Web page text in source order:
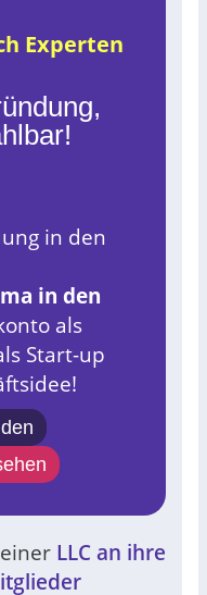
Experten
in den
in den
als
Start-up
LLC an ihre